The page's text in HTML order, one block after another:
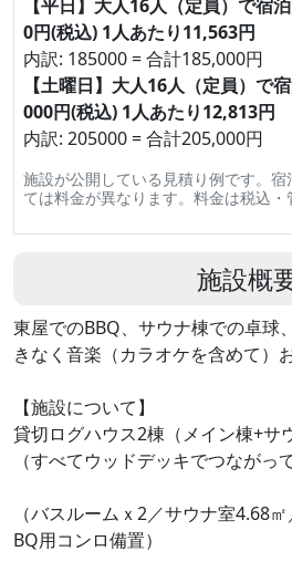
【平日】大人16人（定員）で宿
0円(税込) 1人あたり11,563円
内訳: 185000 = 合計185,000円
【土曜日】大人16人（定員）で
000円(税込) 1人あたり12,813円
内訳: 205000 = 合計205,000円
施設が公開している見積り例です。
ては料金が異なります。料金は税込・
施設概
東屋でのBBQ、サウナ棟での卓球
きなく音楽（カラオケを含めて）
【施設について】
貸切ログハウス2棟（メイン棟+サ
（すべてウッドデッキでつながっ
（バスルームｘ2／サウナ室4.68
BQ用コンロ備置）